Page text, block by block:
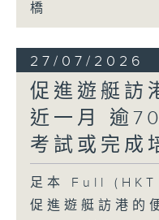
橋
27/07/2026
促進遊艇訪
近一月 逾
考試或完成
足本 Full
促進遊艇訪港的